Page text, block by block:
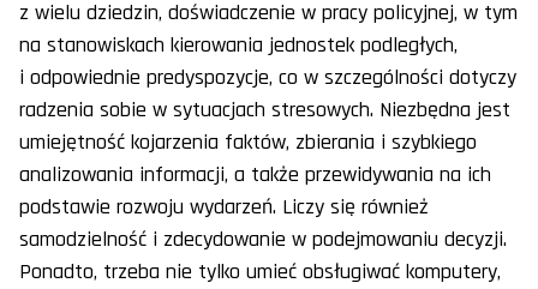
z wielu dziedzin, doświadczenie w pracy policyjnej, w tym
na stanowiskach kierowania jednostek podległych,
i odpowiednie predyspozycje, co w szczególności dotyczy
radzenia sobie w sytuacjach stresowych. Niezbędna jest
umiejętność kojarzenia faktów, zbierania i szybkiego
analizowania informacji, a także przewidywania na ich
podstawie rozwoju wydarzeń. Liczy się również
samodzielność i zdecydowanie w podejmowaniu decyzji.
Ponadto, trzeba nie tylko umieć obsługiwać komputery,